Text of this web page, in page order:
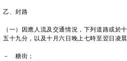
乙、封路
（一）因應人流及交通情況，下列道路或於
五十九分，以及十月六日晚上七時至翌日凌晨
－ 糖街；